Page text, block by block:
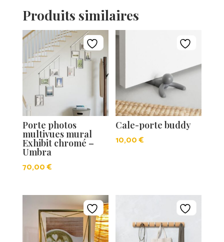
Produits similaires
Porte photos
multivues mural
Exhibit chromé –
Umbra
70,00€
Cale-porte buddy
10,00€